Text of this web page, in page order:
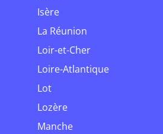
Isère
La Réunion
Loir-et-Cher
Loire-Atlantique
Lot
Lozère
Manche